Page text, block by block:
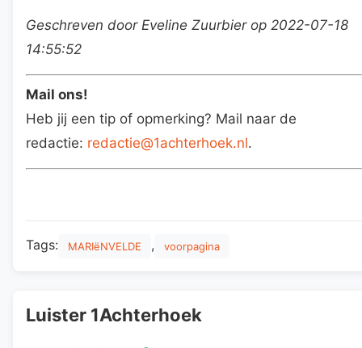
Geschreven door Eveline Zuurbier op 2022-07-18
14:55:52
Mail ons!
Heb jij een tip of opmerking? Mail naar de
redactie: redactie@1achterhoek.nl.
Tags: MARIëNVELDE , voorpagina
Luister 1Achterhoek